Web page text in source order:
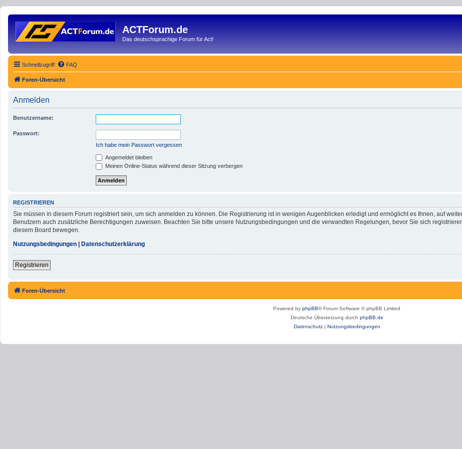
ACTForum.de
Das deutschsprachige Forum für Act!
Schnellzugriff FAQ
Foren-Übersicht
Anmelden
Benutzername:
Passwort:
Ich habe mein Passwort vergessen
Angemeldet bleiben
Meinen Online-Status während dieser Sitzung verbergen
REGISTRIEREN
Sie müssen in diesem Forum registriert sein, um sich anmelden zu können. Die Registrierung ist in wenigen Augenblicken erledigt und ermöglicht es Ihnen, auf
Benutzern auch zusätzliche Berechtigungen zuweisen. Beachten Sie bitte unsere Nutzungsbedingungen und die verwandten Regelungen, bevor Sie sich
diesem Board bewegen.
Nutzungsbedingungen
Datenschutzerklärung
Registrieren
Foren-Übersicht
Powered by phpBB® Forum Software © phpBB Limited
Deutsche Übersetzung durch phpBB.de
Datenschutz| Nutzungsbedingungen